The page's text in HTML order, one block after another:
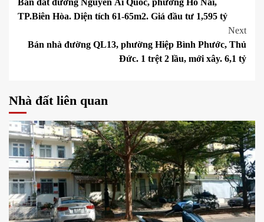
navigation
Bán đất đường Nguyễn Ái Quốc, phường Hố Nai,
TP.Biên Hòa. Diện tích 61-65m2. Giá đầu tư 1,595 tỷ
Next
Bán nhà đường QL13, phường Hiệp Bình Phước, Thủ
Đức. 1 trệt 2 lầu, mới xây. 6,1 tỷ
Nhà đất liên quan